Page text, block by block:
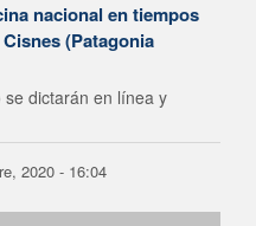
nacional en tiempos
(Patagonia
dictarán en línea y
2020 - 16:04